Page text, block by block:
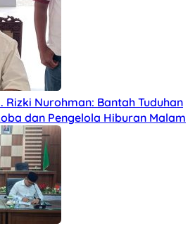
Nurohman: Bantah Tuduhan
dan Pengelola Hiburan Malam